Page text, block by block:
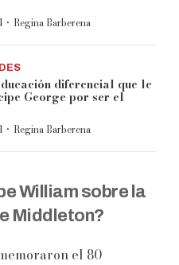
· Regina Barberena
diferencial que le
George por ser el
· Regina Barberena
William sobre la
Middleton?
el 80